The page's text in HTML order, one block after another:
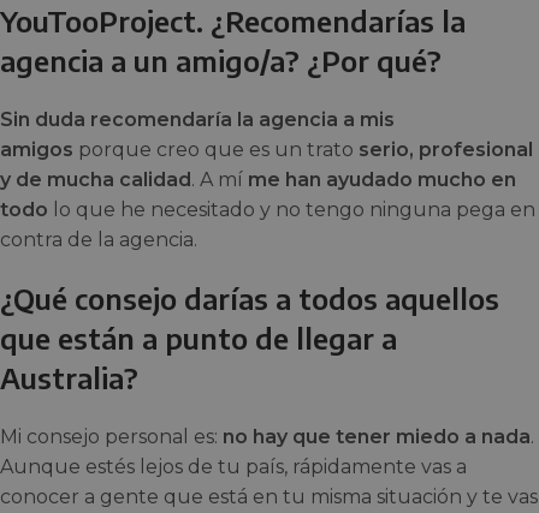
YouTooProject. ¿Recomendarías la
agencia a un amigo/a? ¿Por qué?
Sin duda recomendaría la agencia a mis
amigos porque creo que es un trato serio, profesional
y de mucha calidad. A mí me han ayudado mucho en
todo lo que he necesitado y no tengo ninguna pega en
contra de la agencia.
¿Qué consejo darías a todos aquellos
que están a punto de llegar a
Australia?
Mi consejo personal es: no hay que tener miedo a nada.
Aunque estés lejos de tu país, rápidamente vas a
conocer a gente que está en tu misma situación y te vas